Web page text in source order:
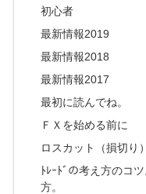
初心者
最新情報2019
最新情報2018
最新情報2017
最初に読んでね。
ＦＸを始める前に
ロスカット（損切り
ﾄﾚｰﾄﾞの考え方のコ
方。